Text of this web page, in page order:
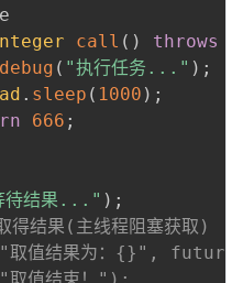
call ( ) throws
debug ( "执行任务..." ) ;
. sleep ( 1000 ) ;
666 ;
待结果..." ) ;
得结果(主线程阻塞获取)
值结果为：{}",